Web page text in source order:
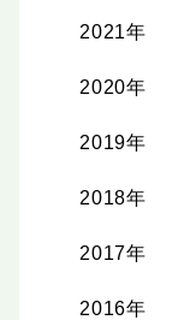
2021年
2020年
2019年
2018年
2017年
2016年